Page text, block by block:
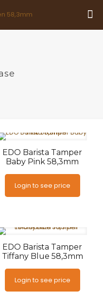
EDO Barista Tamper
Baby Pink 58,3mm
Login to see price
EDO Barista Tamper
Tiffany Blue 58,3mm
Login to see price